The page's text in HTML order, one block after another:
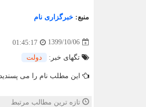
منبع: خبرگزاری نام
1399/10/06
01:45:17
تگهای خبر: دولت
این مطلب نام را می
تازه ترین مطالب مرتبط